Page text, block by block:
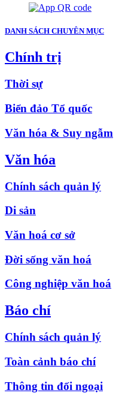
DANH SÁCH CHUYÊN MỤC
Chính trị
Thời sự
Biển đảo Tổ quốc
Văn hóa & Suy ngẫm
Văn hóa
Chính sách quản lý
Di sản
Văn hoá cơ sở
Đời sống văn hoá
Công nghiệp văn hoá
Báo chí
Chính sách quản lý
Toàn cảnh báo chí
Thông tin đối ngoại